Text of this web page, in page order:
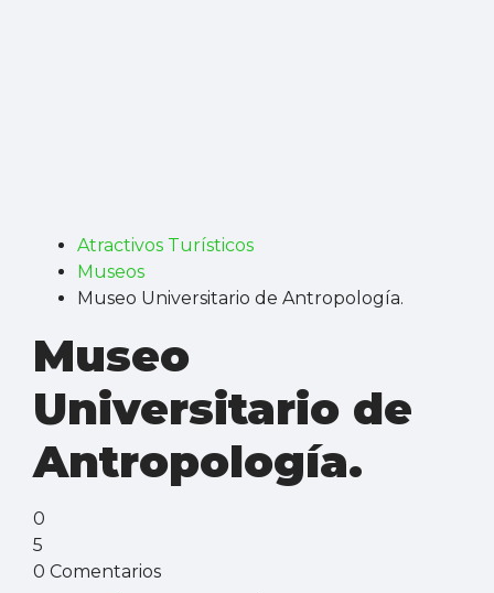
Atractivos Turísticos
Museos
Museo Universitario de Antropología.
Museo
Universitario de
Antropología.
0
5
0 Comentarios